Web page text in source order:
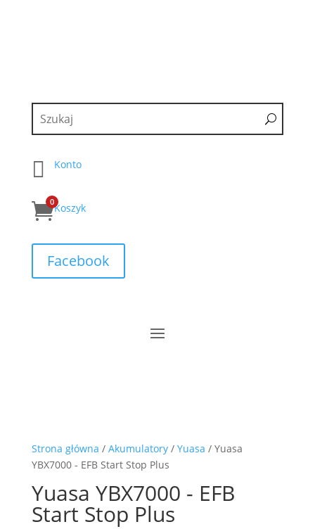
 Konto

0Koszyk
Facebook
Strona główna / Akumulatory/ Yuasa / Yuasa
YBX7000 - EFB Start Stop Plus
Yuasa YBX7000 - EFB
Start Stop Plus